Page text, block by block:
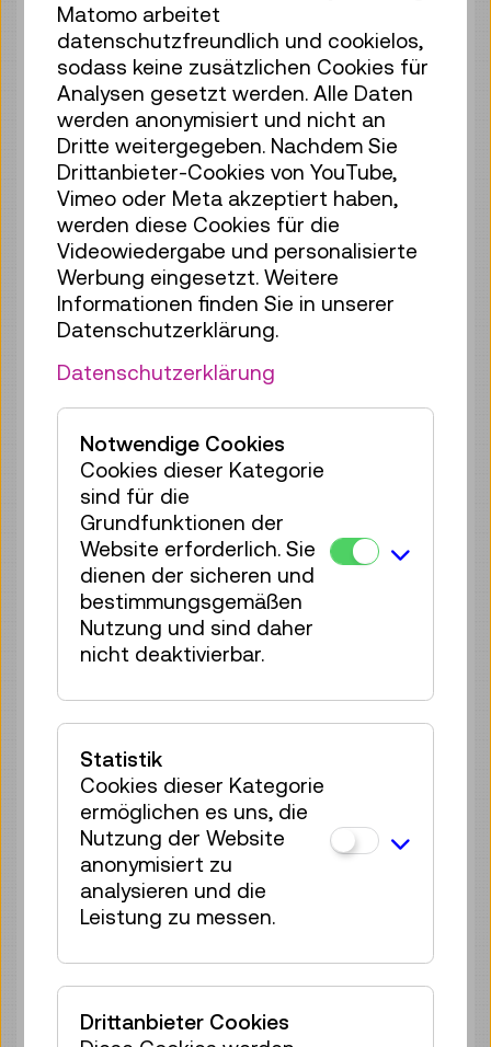
Führung / Aktion
4 Plätze frei
€ 3,90
Tickets
Fr 07.08. 11:00–11:30
Führung / Aktion
4 Plätze frei
€ 3,90
Fr 07.08. 11:30–12:00
Führung / Aktion
4 Plätze frei
€ 3,90
Fr 07.08. 12:00–12:30
Führung / Aktion
4 Plätze frei
€ 3,90
Fr 07.08. 13:00–13:30
Führung / Aktion
4 Plätze frei
€ 3,90
Führung / Aktion
4 Plätze frei
€ 3,90
Fr 07.08. 14:00 – 14:30
Führung / Aktion
4 Plätze frei
€ 3,90
Fr 07.08. 15:00–15:30
Führung / Aktion
4 Plätze frei
Matomo arbeitet
datenschutzfreundlich und cookielos,
sodass keine zusätzlichen Cookies für
Analysen gesetzt werden. Alle Daten
werden anonymisiert und nicht an
Dritte weitergegeben. Nachdem Sie
Drittanbieter-Cookies von YouTube,
Vimeo oder Meta akzeptiert haben,
werden diese Cookies für die
Videowiedergabe und personalisierte
Werbung eingesetzt. Weitere
Informationen finden Sie in unserer
Datenschutzerklärung.
Datenschutzerklärung
Notwendige Cookies
Cookies dieser Kategorie
sind für die
Grundfunktionen der
Website erforderlich. Sie
dienen der sicheren und
bestimmungsgemäßen
Nutzung und sind daher
nicht deaktivierbar.
Statistik
Cookies dieser Kategorie
ermöglichen es uns, die
Nutzung der Website
anonymisiert zu
analysieren und die
Leistung zu messen.
Drittanbieter Cookies